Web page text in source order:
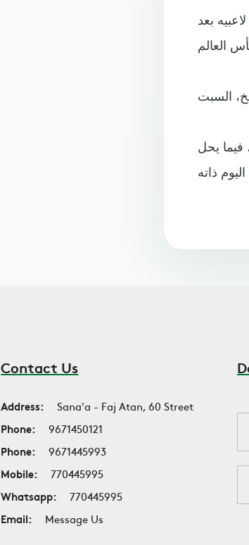
بعد
فيما يحل
Contact Us
Address:
Sana'a - Faj Atan, 60 Street
Phone:
9671450121
Phone:
9671445993
Mobile:
770445995
Whatsapp:
770445995
Email:
Message Us